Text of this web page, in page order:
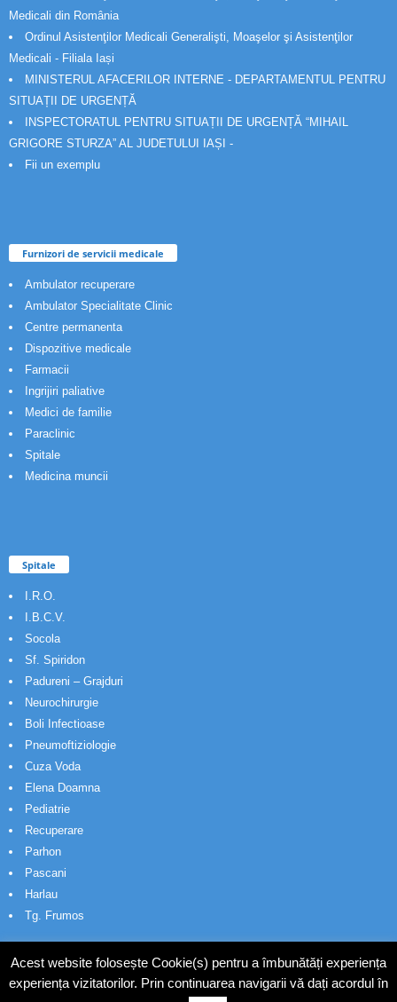
Medicali din România
Ordinul Asistenţilor Medicali Generalişti, Moaşelor şi Asistenţilor
Medicali - Filiala Iași
MINISTERUL AFACERILOR INTERNE - DEPARTAMENTUL PENTRU
SITUAȚII DE URGENȚĂ
INSPECTORATUL PENTRU SITUAȚII DE URGENȚĂ “MIHAIL
GRIGORE STURZA” AL JUDETULUI IAȘI -
Fii un exemplu
Furnizori de servicii medicale
Ambulator recuperare
Ambulator Specialitate Clinic
Centre permanenta
Dispozitive medicale
Farmacii
Ingrijiri paliative
Medici de familie
Paraclinic
Spitale
Medicina muncii
Spitale
I.R.O.
I.B.C.V.
Socola
Sf. Spiridon
Padureni – Grajduri
Neurochirurgie
Boli Infectioase
Pneumoftiziologie
Cuza Voda
Elena Doamna
Pediatrie
Recuperare
Parhon
Pascani
Harlau
Tg. Frumos
Acest website folosește Cookie(s) pentru a îmbunătăți experiența
experiența vizitatorilor. Prin continuarea navigarii vă dați acordul în